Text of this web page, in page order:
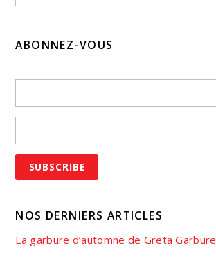
ABONNEZ-VOUS
NOS DERNIERS ARTICLES
La garbure d’automne de Greta Garbure